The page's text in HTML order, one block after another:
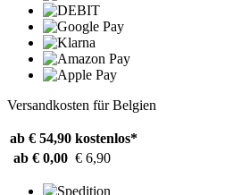
Versandkosten für Belgien
ab € 54,90 kostenlos*
ab € 0,00 € 6,90